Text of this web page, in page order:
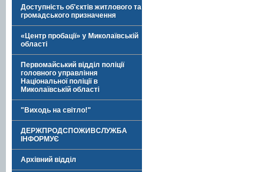
Доступність об'єктів житлового та
громадського призначення
«Центр пробації» у Миколаївській
області
Первомайський відділ поліції
головного управління
Національної поліції в
Миколаївській області
"Виходь на світло!"
ДЕРЖПРОДСПОЖИВСЛУЖБА
ІНФОРМУЄ
Архівний відділ